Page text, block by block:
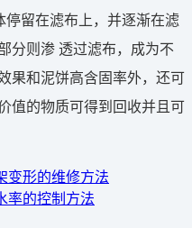
停留在滤布上，并逐渐在滤
分则渗 透过滤布，成为不
果和泥饼高含固率外，还可
值的物质可得到回收并且可
变形的维修方法
率的控制方法